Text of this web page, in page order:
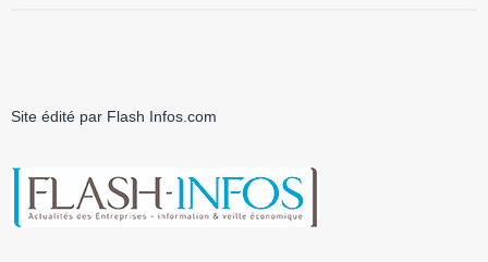
Site édité par Flash Infos.com